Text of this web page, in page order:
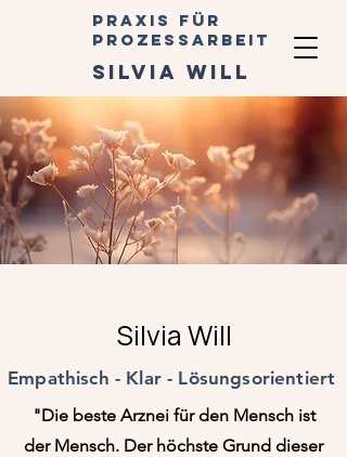
silvia will
Praxis für
Prozessarbeit
Silvia Will
Empathisch - Klar - Lösungsorientiert
"Die beste Arznei für den Mensch ist
der Mensch. Der höchste Grund dieser